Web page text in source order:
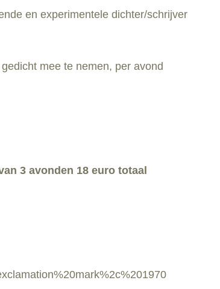
en experimentele dichter/schrijver
mee te nemen, per avond
3 avonden 18 euro totaal